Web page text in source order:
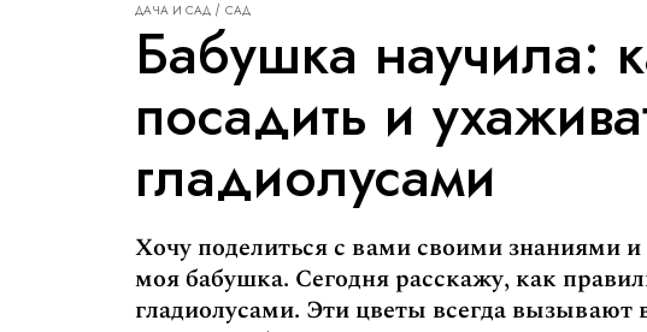
ДАЧА И САД САД
Бабушка научила:
посадить и
гладиолусами
Хочу поделиться с вами своими знаниями
моя бабушка. Сегодня расскажу, как
гладиолусами. Эти цветы всегда вызывают